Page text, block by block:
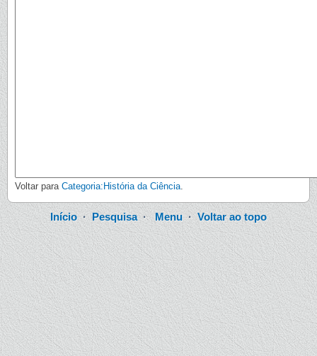
Voltar para Categoria:História da Ciência.
Início·Pesquisa·Menu ·Voltar ao topo